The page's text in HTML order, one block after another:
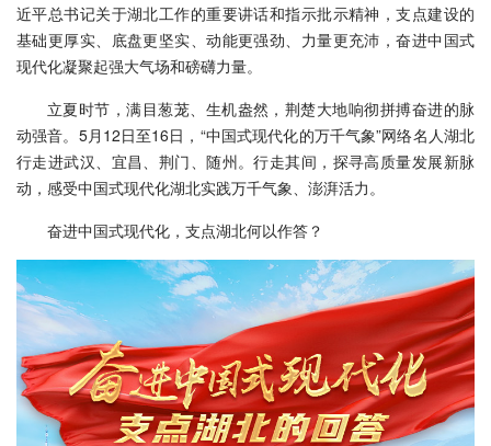
近平总书记关于湖北工作的重要讲话和指示批示精神，支点建设的
基础更厚实、底盘更坚实、动能更强劲、力量更充沛，奋进中国式
现代化凝聚起强大气场和磅礴力量。
立夏时节，满目葱茏、生机盎然，荆楚大地响彻拼搏奋进的脉
动强音。5月12日至16日，“中国式现代化的万千气象”网络名人湖北
行走进武汉、宜昌、荆门、随州。行走其间，探寻高质量发展新脉
动，感受中国式现代化湖北实践万千气象、澎湃活力。
奋进中国式现代化，支点湖北何以作答？